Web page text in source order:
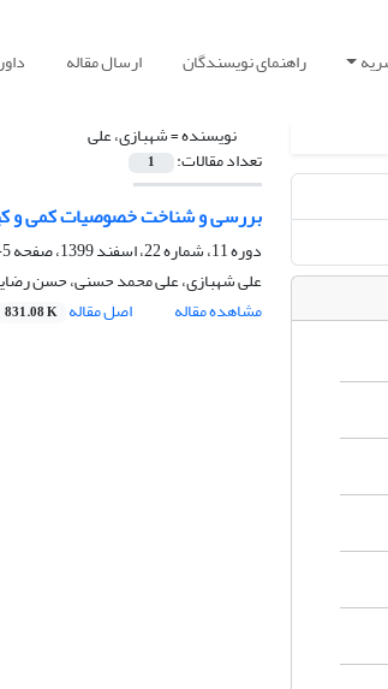
راهنمای نویسندگان ارسال مقاله
نویسنده =شهبازی، علی
تعداد مقالات: 1
بررسی و شناخت خصوصیات کمی و
دوره 11، شماره 22، اسفند 1399، صفحه
5-15
علی شهبازی، علی محمد حسنی، حسن
مشاهده مقاله
اصل مقاله 831.08 K